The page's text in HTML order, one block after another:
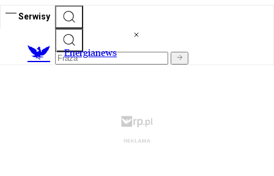
Serwisy
Energianews